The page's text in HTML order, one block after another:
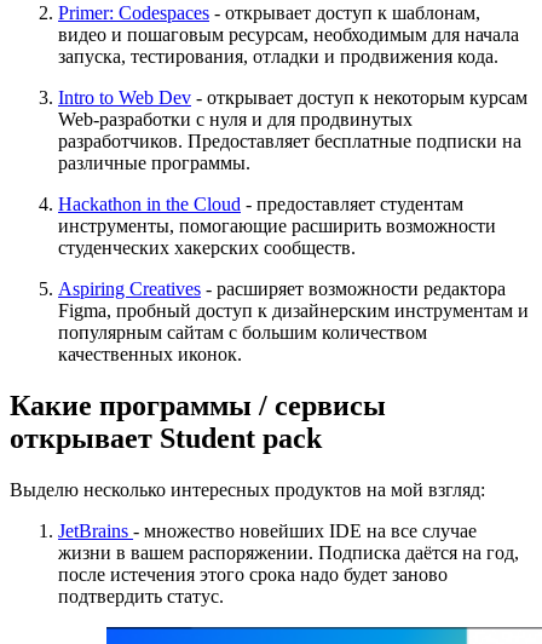
Primer: Codespaces - открывает доступ к шаблонам,
видео и пошаговым ресурсам, необходимым для начала
запуска, тестирования, отладки и продвижения кода.
Intro to Web Dev - открывает доступ к некоторым курсам
Web-разработки с нуля и для продвинутых
разработчиков. Предоставляет бесплатные подписки на
различные программы.
Hackathon in the Cloud - предоставляет студентам
инструменты, помогающие расширить возможности
студенческих хакерских сообществ.
Aspiring Creatives - расширяет возможности редактора
Figma, пробный доступ к дизайнерским инструментам и
популярным сайтам с большим количеством
качественных иконок.
Какие программы / сервисы
открывает Student pack
Выделю несколько интересных продуктов на мой взгляд:
JetBrains - множество новейших IDE на все случае
жизни в вашем распоряжении. Подписка даётся на год,
после истечения этого срока надо будет заново
подтвердить статус.